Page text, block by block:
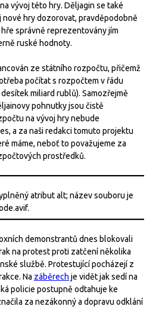
vývoj této hry. Děljagin se také
nové hry dozorovat, pravděpodobně
správně reprezentovány jím
ruské hodnoty.
ze státního rozpočtu, přičemž
počítat s rozpočtem v řádu
miliard rublů). Samozřejmě
pohnutky jsou čistě
na vývoj hry nebude
a za naši redakci tomuto projektu
máme, neboť to považujeme za
prostředků.
demonstrantů dnes blokovali
na protest proti zatčení několika
službě. Protestující pocházejí z
Na záběrech je vidět jak sedí na
policie postupně odtahuje ke
za nezákonný a dopravu odklání